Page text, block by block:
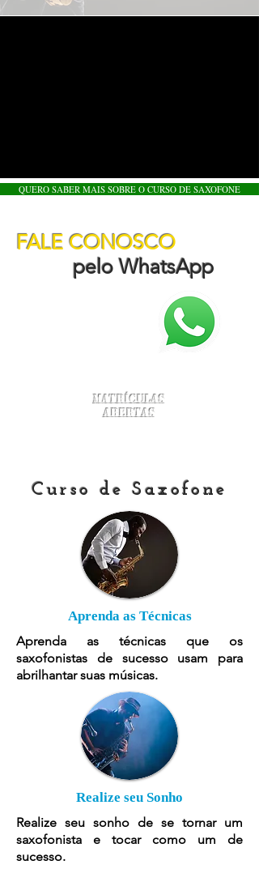
QUERO SABER MAIS SOBRE O CURSO DE SAXOFONE
FALE CONOSCO
pelo WhatsApp
Matrículas
Abertas
Curso de Saxofone
Aprenda as Técnicas
Aprenda as técnicas que os
saxofonistas de sucesso usam para
abrilhantar suas músicas.
Realize seu Sonho
Realize seu sonho de se tornar um
saxofonista e tocar como um de
sucesso.